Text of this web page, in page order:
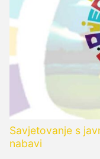
Savjetovanje s
nabavi